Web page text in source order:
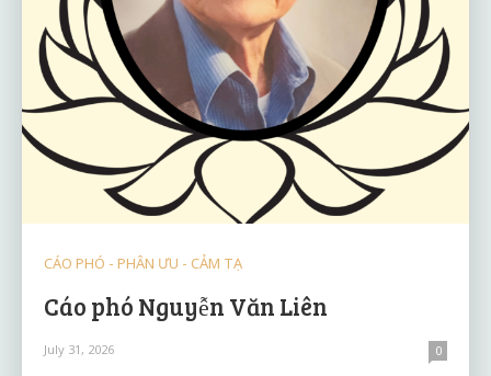
CÁO PHÓ - PHÂN ƯU - CẢM TẠ
Cáo phó Nguyễn Văn Liên
July 31, 2026 0